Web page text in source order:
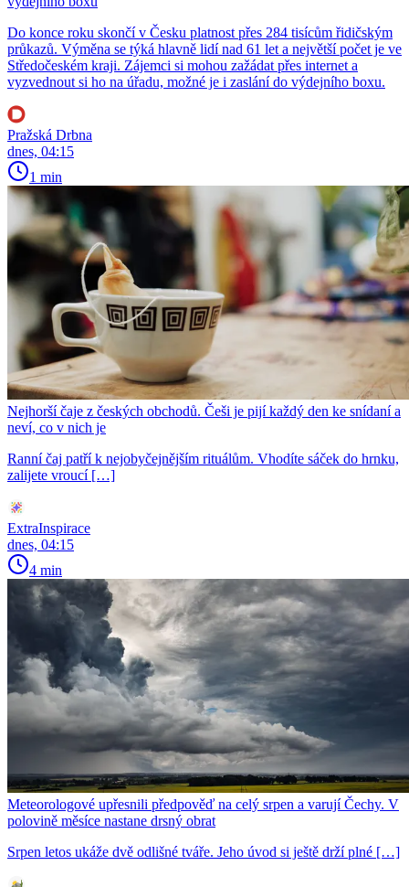
Do konce roku skončí v Česku platnost přes 284 tisícům řidičským
průkazů. Výměna se týká hlavně lidí nad 61 let a největší počet je ve
Středočeském kraji. Zájemci si mohou zažádat přes internet a
vyzvednout si ho na úřadu, možné je i zaslání do výdejního boxu.
Pražská Drbna
dnes, 04:15
1 min
Nejhorší čaje z českých obchodů. Češi je pijí každý den ke snídaní a
neví, co v nich je
Ranní čaj patří k nejobyčejnějším rituálům. Vhodíte sáček do hrnku,
zalijete vroucí […]
ExtraInspirace
dnes, 04:15
4 min
Meteorologové upřesnili předpověď na celý srpen a varují Čechy. V
polovině měsíce nastane drsný obrat
Srpen letos ukáže dvě odlišné tváře. Jeho úvod si ještě drží plné […]